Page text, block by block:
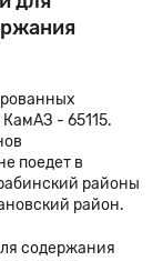
- 65115.
поедет в
районы
район.
содержания